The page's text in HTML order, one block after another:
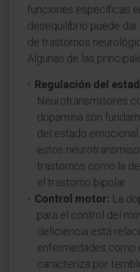
funciones específicas
desequilibrio puede dar
de trastornos
Algunas de las
Regulación del
Neurotransmisores
dopamina son
del estado
estos
trastornos como la
el trastorno bipolar.
Control motor: La
para el control del
deficiencia está
enfermedades como
caracteriza por